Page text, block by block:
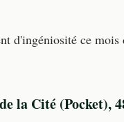
d'ingéniosité ce mois
la Cité (Pocket),